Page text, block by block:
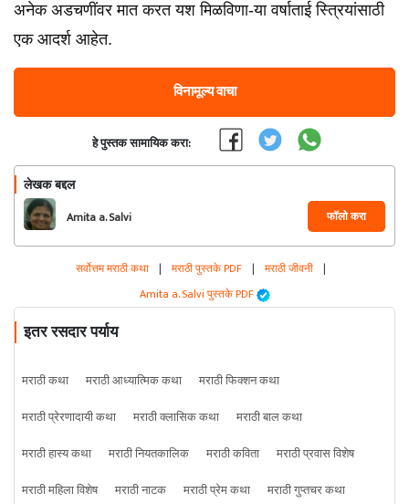
अनेक अडचणींवर मात करत यश मिळविणा-या वर्षाताई स्त्रियांसाठी
एक आदर्श आहेत.
विनामूल्य वाचा
हे पुस्तक सामायिक करा:
लेखक बद्दल
Amita a. Salvi फॉलो करा
सर्वोत्तम मराठी कथा | मराठी पुस्तके PDF | मराठी जीवनी |
Amita a. Salvi पुस्तके PDF
इतर रसदार पर्याय
मराठी कथा मराठी आध्यात्मिक कथा
मराठी फिक्शन कथा
मराठी प्रेरणादायी कथा
मराठी क्लासिक कथा
मराठी बाल कथा
मराठी हास्य कथा
मराठी नियतकालिक मराठी कविता
मराठी प्रवास विशेष
मराठी महिला विशेष
मराठी नाटक मराठी प्रेम कथा मराठी गुप्तचर कथा